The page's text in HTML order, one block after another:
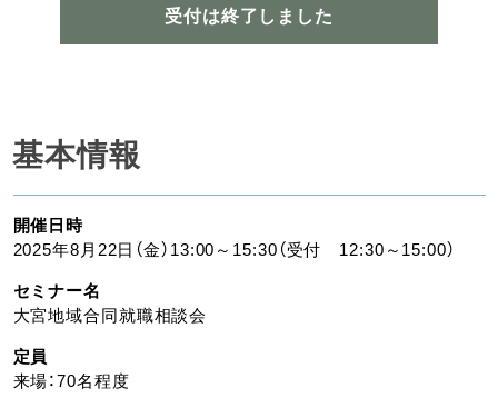
受付は終了しました
基本情報
開催日時
2025年8月22日（金）13:00～15:30（受付 12:30～15:00）
セミナー名
大宮地域合同就職相談会
定員
来場：70名程度